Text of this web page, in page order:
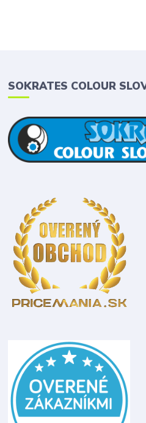
SOKRATES COLOUR